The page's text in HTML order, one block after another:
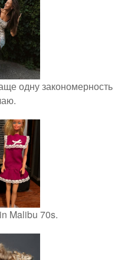
одну закономерность
Malibu 70s.